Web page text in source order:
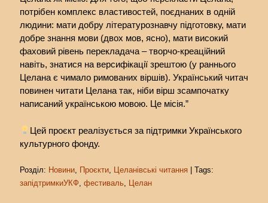
потрібен комплекс властивостей, поєднаних в одній
людини: мати добру літературознавчу підготовку, мати
добре знання мови (двох мов, ясно), мати високий
фаховий рівень перекладача – творчо-креаційний
навіть, знатися на версифікації зрештою (у раннього
Целана є чимало римованих віршів). Український читач
повинен читати Целана так, ніби вірш зсампочатку
написаний українською мовою. Це місія.”
Цей проєкт реалізується за підтримки Українського
культурного фонду.
Розділ: Новини, Проєкти, Целанівські читання | Tags:
запідтримкиУКФ, фестиваль, Целан